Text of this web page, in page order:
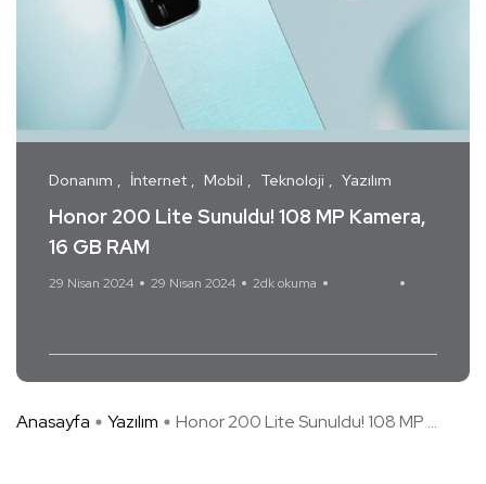
Donanım İnternet Mobil Teknoloji Yazılım
Honor 200 Lite Sunuldu! 108 MP Kamera,
16 GB RAM
29 Nisan 2024 29 Nisan 2024 2dk okuma
Anasayfa Yazılım Honor 200 Lite Sunuldu! 108 MP ...